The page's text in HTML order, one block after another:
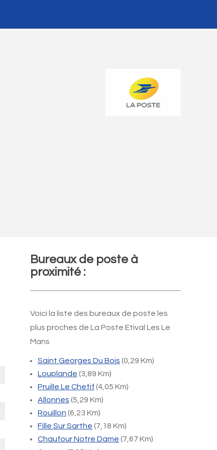
Bureaux de poste à
proximité :
Voici la liste des bureaux de poste les
plus proches de La Poste Etival Les Le
Mans
Saint Georges Du Bois (0,29 Km)
Louplande (3,89 Km)
Pruille Le Chetif (4,05 Km)
Allonnes (5,29 Km)
Rouillon (6,23 Km)
Fille Sur Sarthe (7,18 Km)
Chaufour Notre Dame (7,67 Km)